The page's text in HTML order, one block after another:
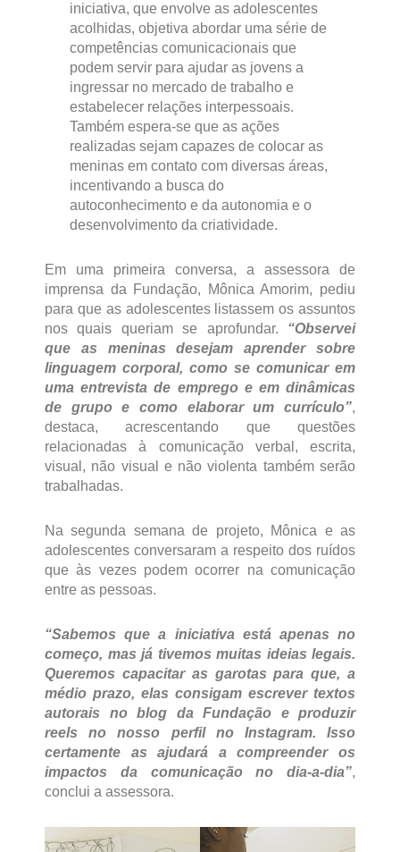
iniciativa, que envolve as adolescentes
acolhidas, objetiva abordar uma série de
competências comunicacionais que
podem servir para ajudar as jovens a
ingressar no mercado de trabalho e
estabelecer relações interpessoais.
Também espera-se que as ações
realizadas sejam capazes de colocar as
meninas em contato com diversas áreas,
incentivando a busca do
autoconhecimento e da autonomia e o
desenvolvimento da criatividade.
Em uma primeira conversa, a assessora de
imprensa da Fundação, Mônica Amorim, pediu
para que as adolescentes listassem os assuntos
nos quais queriam se aprofundar. “Observei
que as meninas desejam aprender sobre
linguagem corporal, como se comunicar em
uma entrevista de emprego e em dinâmicas
de grupo e como elaborar um currículo”,
destaca, acrescentando que questões
relacionadas à comunicação verbal, escrita,
visual, não visual e não violenta também serão
trabalhadas.
Na segunda semana de projeto, Mônica e as
adolescentes conversaram a respeito dos ruídos
que às vezes podem ocorrer na comunicação
entre as pessoas.
“Sabemos que a iniciativa está apenas no
começo, mas já tivemos muitas ideias legais.
Queremos capacitar as garotas para que, a
médio prazo, elas consigam escrever textos
autorais no blog da Fundação e produzir
reels no nosso perfil no Instagram. Isso
certamente as ajudará a compreender os
impactos da comunicação no dia-a-dia”,
conclui a assessora.